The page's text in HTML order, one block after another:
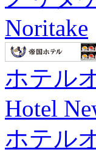
Noritake
ホテル
Hotel
ホテル